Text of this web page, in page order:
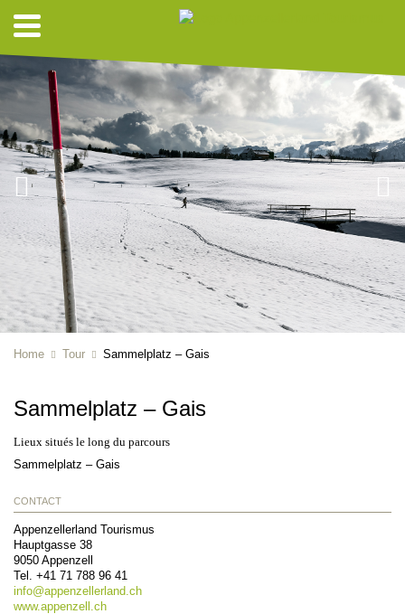
Home Tour Sammelplatz – Gais
Sammelplatz – Gais
Lieux situés le long du parcours
Sammelplatz – Gais
CONTACT
Appenzellerland Tourismus
Hauptgasse 38
9050 Appenzell
Tel. +41 71 788 96 41
info@appenzellerland.ch
www.appenzell.ch